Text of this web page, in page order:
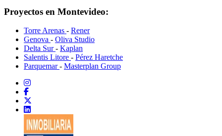
Proyectos en Montevideo:
Torre Arenas - Rener
Genova - Oliva Studio
Delta Sur- Kaplan
Salentis Litore - Pérez Haretche
Parquemar- Masterplan Group